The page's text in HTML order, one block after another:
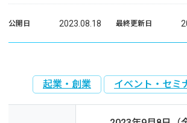
公開日 2023.08.18 最終更新日
起業・創業 イベント・セミ